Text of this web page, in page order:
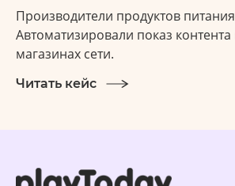
Производители продуктов
Автоматизировали показ
магазинах сети.
Читать кейс